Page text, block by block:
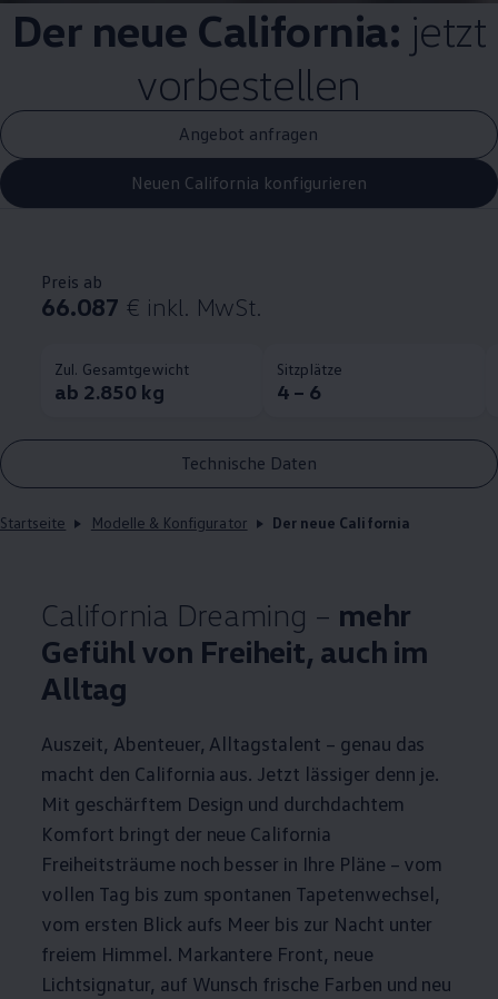
Der neue California: jetzt
vorbestellen
Angebot anfragen
Neuen California konfigurieren
Preis ab
66.087 € inkl. MwSt.
Zul. Gesamtgewicht
ab 2.850 kg
Sitzplätze
4 – 6
Technische Daten
Startseite Modelle & Konfigurator Der neue California
California Dreaming – mehr
Gefühl von Freiheit, auch im
Alltag
Auszeit, Abenteuer, Alltagstalent – genau das
macht den California aus. Jetzt lässiger denn je.
Mit geschärftem Design und durchdachtem
Komfort bringt der neue California
Freiheitsträume noch besser in Ihre Pläne – vom
vollen Tag bis zum spontanen Tapetenwechsel,
vom ersten Blick aufs Meer bis zur Nacht unter
freiem Himmel. Markantere Front, neue
Lichtsignatur, auf Wunsch frische Farben und neu